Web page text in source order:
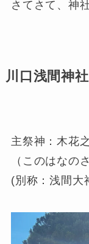
さてさて、神
川口浅間神社
主祭神：木花
（このはなの
(別称：浅間大